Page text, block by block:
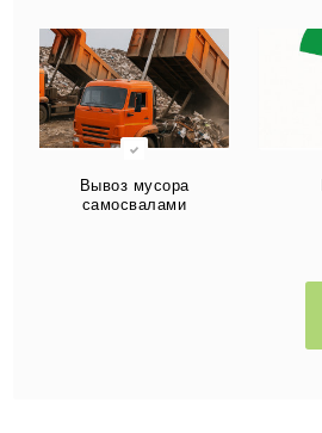
Вывоз мусора
самосвалами